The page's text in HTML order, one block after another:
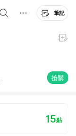
筆記
搶購
15點